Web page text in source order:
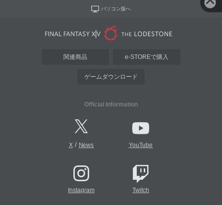
パソコン版へ
関連商品 e-STOREで購入
ゲームダウンロード
Official Information
X/ News YouTube
Instagram Twitch